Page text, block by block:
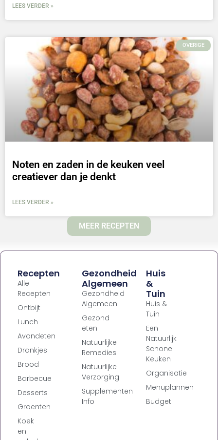
LEES VERDER »
OVERIGE
Noten en zaden in de keuken veel
creatiever dan je denkt
LEES VERDER »
MEER RECEPTEN
Recepten
Alle
Recepten
Ontbijt
Lunch
Avondeten
Drankjes
Brood
Barbecue
Desserts
Groenten
Koek
en
Gezondheid
Algemeen
Gezondheid
Algemeen
Gezond
eten
Natuurlijke
Remedies
Natuurlijke
Verzorging
Supplementen
Info
Huis
&
Tuin
Huis &
Tuin
Een
Natuurlijk
Schone
Keuken
Organisatie
Menuplannen
Budget